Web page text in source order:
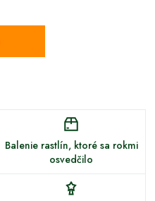
Balenie rastlín, ktoré sa rokmi
osvedčilo